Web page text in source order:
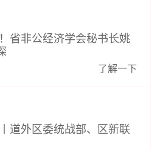
省非公经济学会秘书长姚
了解一下
道外区委统战部、区新联